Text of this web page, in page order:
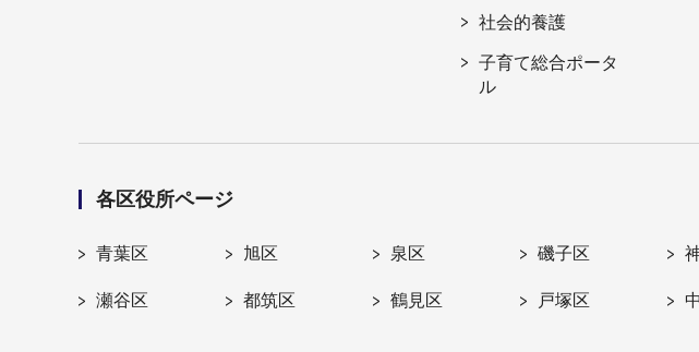
社会的養護
子育て総合ポータ
ル
各区役所ページ
青葉区 旭区 泉区 磯子区
瀬谷区 都筑区 鶴見区 戸塚区